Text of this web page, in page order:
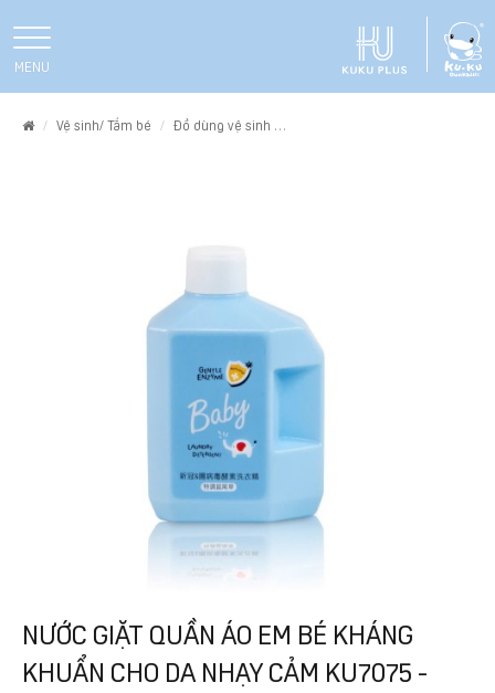
MENU
HomeVệ sinh/ Tắm bé Đồ dùng vệ sinh
NƯỚC GIẶT QUẦN ÁO EM BÉ KHÁNG
KHUẨN CHO DA NHẠY CẢM KU7075 -